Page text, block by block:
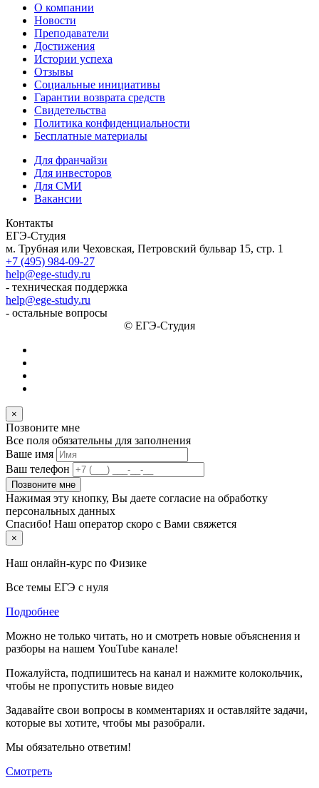
О компании
Новости
Преподаватели
Достижения
Истории успеха
Отзывы
Социальные инициативы
Гарантии возврата средств
Свидетельства
Политика конфиденциальности
Бесплатные материалы
Для франчайзи
Для инвесторов
Для СМИ
Вакансии
Контакты
ЕГЭ-Студия
м. Трубная или Чеховская, Петровский бульвар 15, стр. 1
+7 (495) 984-09-27
help@ege-study.ru
- техническая поддержка
help@ege-study.ru
- остальные вопросы
© ЕГЭ-Студия
×
Позвоните мне
Все поля обязательны для заполнения
Ваше имя
Ваш телефон
Позвоните мне
Нажимая эту кнопку, Вы даете согласие на обработку
персональных данных
Спасибо! Наш оператор скоро с Вами свяжется
×
Наш онлайн-курс по Физике
Все темы ЕГЭ с нуля
Подробнее
Можно не только читать, но и смотреть новые объяснения и
разборы на нашем YouTube канале!
Пожалуйста, подпишитесь на канал и нажмите колокольчик,
чтобы не пропустить новые видео
Задавайте свои вопросы в комментариях и оставляйте задачи,
которые вы хотите, чтобы мы разобрали.
Мы обязательно ответим!
Смотреть